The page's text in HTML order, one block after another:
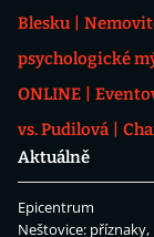
Blesku
psychologické
ONLINE
vs. Pudilová
Aktuálně
Epicentrum
Neštovice: příznaky,